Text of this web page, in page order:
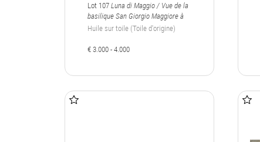
Lot 107 Luna di Maggio / Vue de la
basilique San Giorgio Maggiore à
Venise
Huile sur toile (Toile d'origine)
€ 3.000 - 4.000